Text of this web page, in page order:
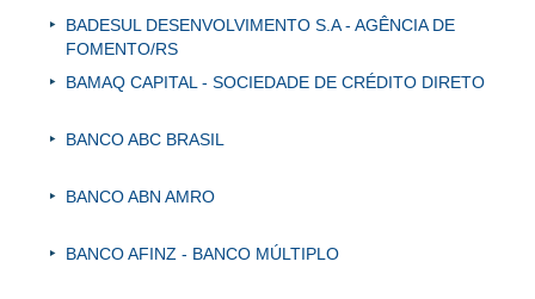
BADESUL DESENVOLVIMENTO S.A - AGÊNCIA DE
FOMENTO/RS
BAMAQ CAPITAL - SOCIEDADE DE CRÉDITO DIRETO
BANCO ABC BRASIL
BANCO ABN AMRO
BANCO AFINZ - BANCO MÚLTIPLO